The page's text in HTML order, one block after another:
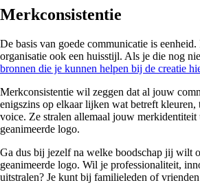
Merkconsistentie
De basis van goede communicatie is
organisatie ook een huisstijl. Als je die nog
bronnen die je kunnen helpen bij de creatie
Merkconsistentie wil zeggen dat al jouw
enigszins op elkaar lijken wat betreft
voice. Ze stralen allemaal jouw
geanimeerde logo.
Ga dus bij jezelf na welke boodschap jij wilt
geanimeerde logo. Wil je professionaliteit,
uitstralen? Je kunt bij familieleden of